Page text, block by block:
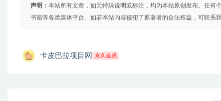
声明： 本站所有文章，如无特殊说明或标注，均为本站原创发布。任何
书籍等各类媒体平台。如若本站内容侵犯了原著者的合法权益，可联系
卡皮巴拉项目网 永久会员